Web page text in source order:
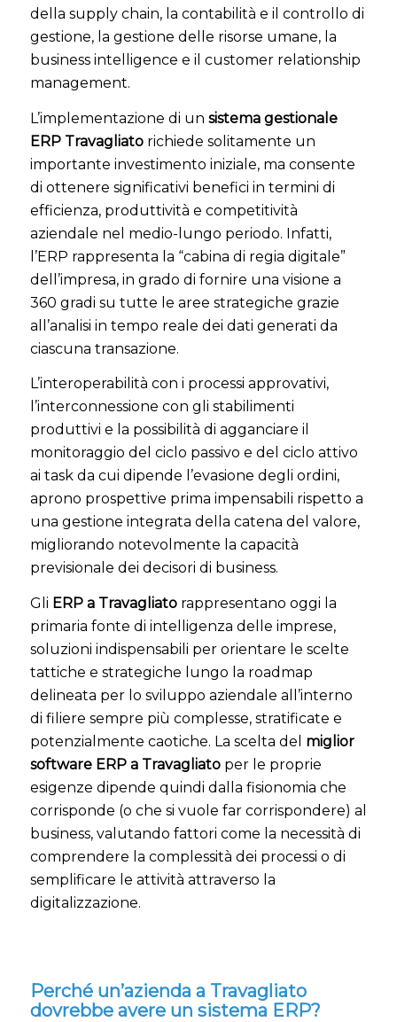
della supply chain, la contabilità e il controllo di
gestione, la gestione delle risorse umane, la
business intelligence e il customer relationship
management.
L’implementazione di un sistema gestionale
ERP Travagliato richiede solitamente un
importante investimento iniziale, ma consente
di ottenere significativi benefici in termini di
efficienza, produttività e competitività
aziendale nel medio-lungo periodo. Infatti,
l’ERP rappresenta la “cabina di regia digitale”
dell’impresa, in grado di fornire una visione a
360 gradi su tutte le aree strategiche grazie
all’analisi in tempo reale dei dati generati da
ciascuna transazione.
L’interoperabilità con i processi approvativi,
l’interconnessione con gli stabilimenti
produttivi e la possibilità di agganciare il
monitoraggio del ciclo passivo e del ciclo attivo
ai task da cui dipende l’evasione degli ordini,
aprono prospettive prima impensabili rispetto a
una gestione integrata della catena del valore,
migliorando notevolmente la capacità
previsionale dei decisori di business.
Gli ERP a Travagliato rappresentano oggi la
primaria fonte di intelligenza delle imprese,
soluzioni indispensabili per orientare le scelte
tattiche e strategiche lungo la roadmap
delineata per lo sviluppo aziendale all’interno
di filiere sempre più complesse, stratificate e
potenzialmente caotiche. La scelta del miglior
software ERP a Travagliato per le proprie
esigenze dipende quindi dalla fisionomia che
corrisponde (o che si vuole far corrispondere) al
business, valutando fattori come la necessità di
comprendere la complessità dei processi o di
semplificare le attività attraverso la
digitalizzazione.
Perché un’azienda a Travagliato
dovrebbe avere un sistema ERP?